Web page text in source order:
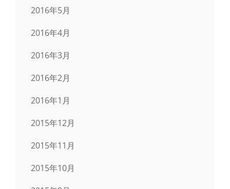
2016年5月
2016年4月
2016年3月
2016年2月
2016年1月
2015年12月
2015年11月
2015年10月